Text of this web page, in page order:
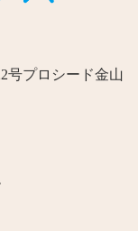
号プロシード金山